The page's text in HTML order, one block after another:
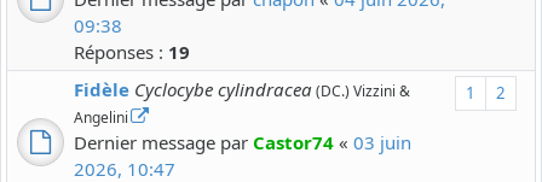
09:38
Réponses : 19
1 2
Fidèle Cyclocybe cylindracea(DC.) Vizzini &
Angelini
Dernier message par Castor74 « 03 juin
2026, 10:47